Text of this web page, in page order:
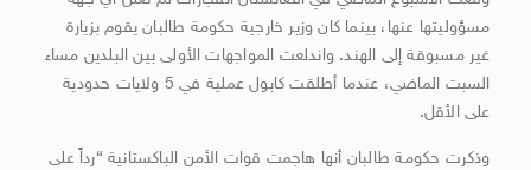
مسؤوليتها عنها، بينما كان وزير خارجية حكومة طالبان يقوم بزيارة
غير مسبوقة إلى الهند. واندلعت المواجهات الأولى بين البلدين مساء
السبت الماضي، عندما أطلقت كابول عملية في 5 ولايات حدودية
على الأقل.
وذكرت حكومة طالبان أنها هاجمت قوات الأمن الباكستانية “رداً على